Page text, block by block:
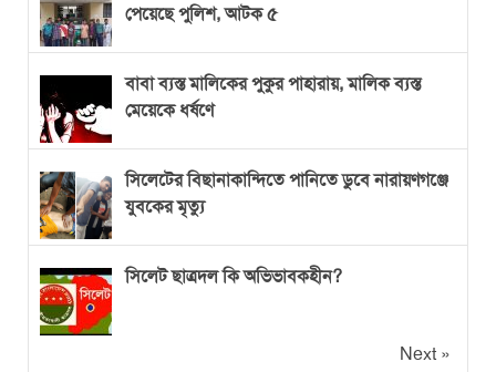
পেয়েছে পুলিশ, আটক ৫
বাবা ব্যস্ত মালিকের পুকুর পাহারায়, মালিক ব্যস্ত
মেয়েকে ধর্ষণে
সিলেটের বিছানাকান্দিতে পানিতে ডুবে নারায়ণগঞ্জে
যুবকের মৃত্যু
সিলেট ছাত্রদল কি অভিভাবকহীন?
Next »